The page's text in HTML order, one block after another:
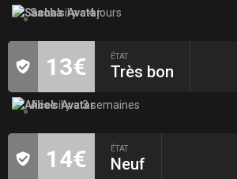
Sachail y a 4 jours
13€ ÉTAT
Très bon
Aliceil y a 3 semaines
14€ ÉTAT
Neuf